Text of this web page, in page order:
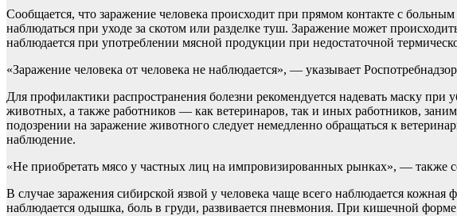
Сообщается, что заражение человека происходит при прямом контакте с
наблюдаться при уходе за скотом или разделке туш. Заражение может
наблюдается при употреблении мясной продукции при недостаточной
«Заражение человека от человека не наблюдается», — указывает
Для профилактики распространения болезни рекомендуется надевать маску
животных, а также работников — как ветеринаров, так и иных работников,
подозрении на заражение животного следует немедленно обращаться к
наблюдение.
«Не приобретать мясо у частных лиц на импровизированных рынках», — также
В случае заражения сибирской язвой у человека чаще всего наблюдается
наблюдается одышка, боль в груди, развивается пневмония. При кишечной форме